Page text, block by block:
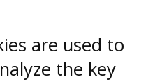
are used to
the key